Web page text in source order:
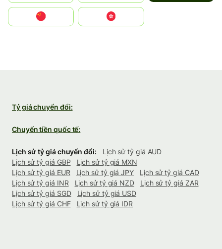
中國香港特別行政區
Tỷ giá chuyển đổi:
Chuyển tiền quốc tế:
Lịch sử tỷ giá chuyển đổi:
Lịch sử tỷ giá AUD
Lịch sử tỷ giá GBP
Lịch sử tỷ giá MXN
Lịch sử tỷ giá EUR
Lịch sử tỷ giá JPY
Lịch sử tỷ giá CAD
Lịch sử tỷ giá INR
Lịch sử tỷ giá NZD
Lịch sử tỷ giá ZAR
Lịch sử tỷ giá SGD
Lịch sử tỷ giá USD
Lịch sử tỷ giá CHF
Lịch sử tỷ giá IDR